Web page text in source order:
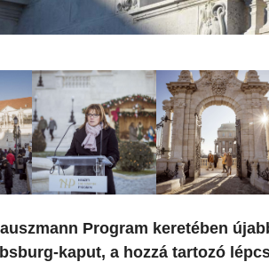
Program keretében
kaput, a hozzá tartozó